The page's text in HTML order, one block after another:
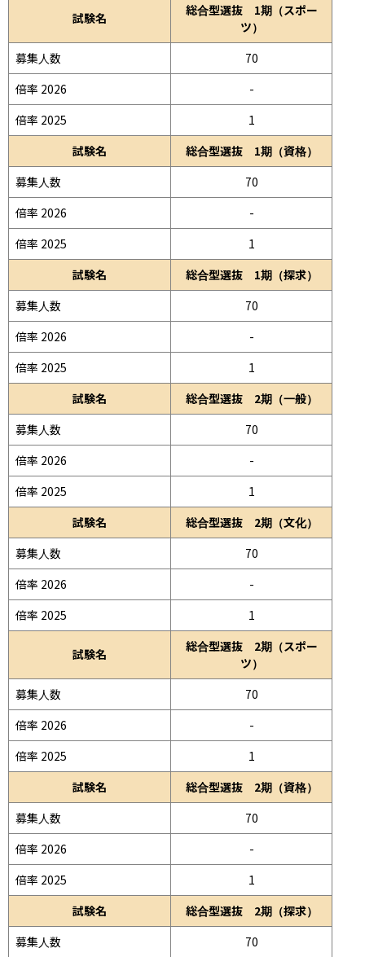
試験名
総合型選抜 1期（スポー
ツ）
募集人数
70
倍率 2026
-
倍率 2025
1
試験名
総合型選抜 1期（資格）
募集人数
70
倍率 2026
-
倍率 2025
1
試験名
総合型選抜 1期（探求）
募集人数
70
倍率 2026
-
倍率 2025
1
試験名
総合型選抜 2期（一般）
募集人数
70
倍率 2026
-
倍率 2025
1
試験名
総合型選抜 2期（文化）
募集人数
70
倍率 2026
-
倍率 2025
1
試験名
総合型選抜 2期（スポー
ツ）
募集人数
70
倍率 2026
-
倍率 2025
1
試験名
総合型選抜 2期（資格）
募集人数
70
倍率 2026
-
倍率 2025
1
試験名
総合型選抜 2期（探求）
募集人数
70